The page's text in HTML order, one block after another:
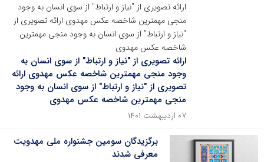
ارائه تصویری از "نیاز و ارتباط" از سوی انسان به وجود
منجی مهمترین شاخصه عکس مهدوی ارائه تصویری از
"نیاز و ارتباط" از سوی انسان به وجود منجی مهمترین
شاخصه عکس مهدوی
ارائه تصویری از "نیاز و ارتباط" از سوی انسان به
وجود منجی مهمترین شاخصه عکس مهدوی ارائه
تصویری از "نیاز و ارتباط" از سوی انسان به وجود
منجی مهمترین شاخصه عکس مهدوی
۰۷ اردیبهشت ۱۴۰۱
برگزیدگان سومین جشنواره ملی مهدویت
معرفی شدند